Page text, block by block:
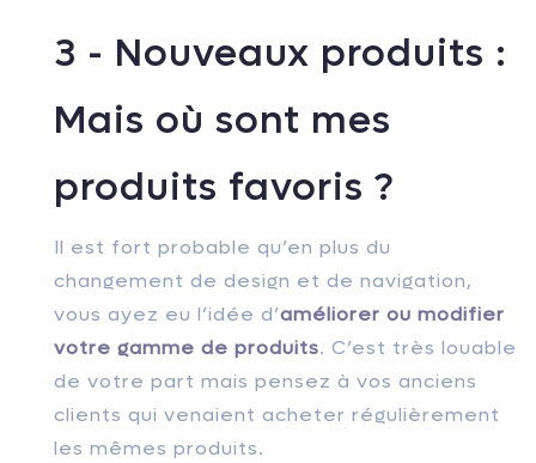
3 - Nouveaux produits :
Mais où sont mes
produits favoris ?
Il est fort probable qu’en plus du
changement de design et de navigation,
vous ayez eu l’idée d’améliorer ou modifier
votre gamme de produits. C’est très louable
de votre part mais pensez à vos anciens
clients qui venaient acheter régulièrement
les mêmes produits.